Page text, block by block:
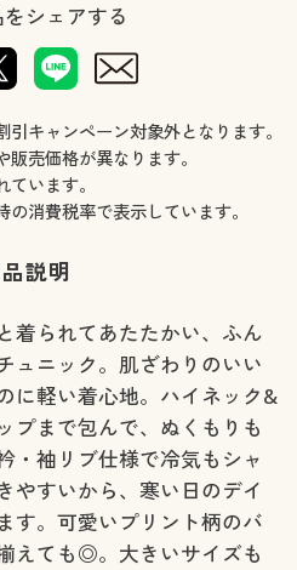
シェアする
キャンペーン対象外となります。
売価格が異なります。
います。
消費税率で表示しています。
説明
着られてあたたかい、ふん
ュニック。肌ざわりのいい
に軽い着心地。ハイネック&
プまで包んで、ぬくもりも
・袖リブ仕様で冷気もシャ
やすいから、寒い日のデイ
す。可愛いプリント柄のバ
えても◎。大きいサイズも